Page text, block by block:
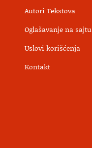
Autori Tekstova
Oglašavanje na sajtu
Uslovi korišćenja
Kontakt